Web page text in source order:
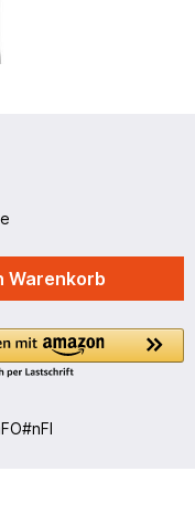
Warenkorb